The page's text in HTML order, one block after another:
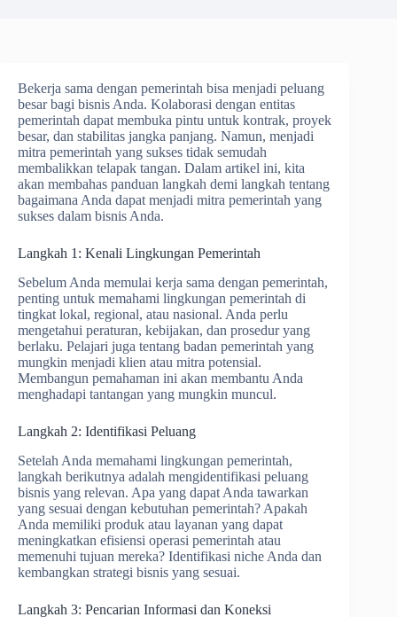
Bekerja sama dengan pemerintah bisa menjadi peluang
besar bagi bisnis Anda. Kolaborasi dengan entitas
pemerintah dapat membuka pintu untuk kontrak, proyek
besar, dan stabilitas jangka panjang. Namun, menjadi
mitra pemerintah yang sukses tidak semudah
membalikkan telapak tangan. Dalam artikel ini, kita
akan membahas panduan langkah demi langkah tentang
bagaimana Anda dapat menjadi mitra pemerintah yang
sukses dalam bisnis Anda.
Langkah 1: Kenali Lingkungan Pemerintah
Sebelum Anda memulai kerja sama dengan pemerintah,
penting untuk memahami lingkungan pemerintah di
tingkat lokal, regional, atau nasional. Anda perlu
mengetahui peraturan, kebijakan, dan prosedur yang
berlaku. Pelajari juga tentang badan pemerintah yang
mungkin menjadi klien atau mitra potensial.
Membangun pemahaman ini akan membantu Anda
menghadapi tantangan yang mungkin muncul.
Langkah 2: Identifikasi Peluang
Setelah Anda memahami lingkungan pemerintah,
langkah berikutnya adalah mengidentifikasi peluang
bisnis yang relevan. Apa yang dapat Anda tawarkan
yang sesuai dengan kebutuhan pemerintah? Apakah
Anda memiliki produk atau layanan yang dapat
meningkatkan efisiensi operasi pemerintah atau
memenuhi tujuan mereka? Identifikasi niche Anda dan
kembangkan strategi bisnis yang sesuai.
Langkah 3: Pencarian Informasi dan Koneksi